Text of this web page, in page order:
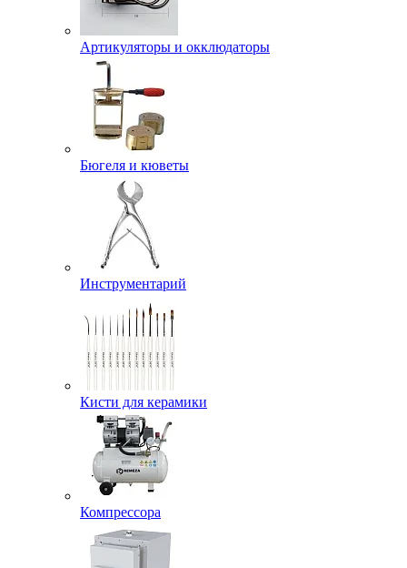
Артикуляторы и окклюдаторы
Бюгеля и кюветы
Инструментарий
Кисти для керамики
Компрессора